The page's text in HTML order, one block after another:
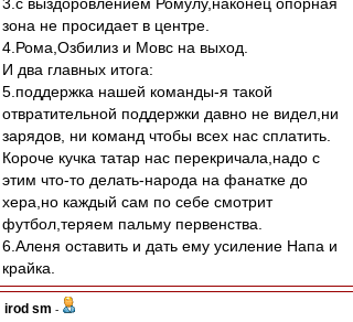
зона не просидает в центре.
4.Рома,Озбилиз и Мовс на выход.
И два главных итога:
5.поддержка нашей команды-я такой
отвратительной поддержки давно не видел,ни
зарядов, ни команд чтобы всех нас сплатить.
Короче кучка татар нас перекричала,надо с
этим что-то делать-народа на фанатке до
хера,но каждый сам по себе смотрит
футбол,теряем пальму первенства.
6.Аленя оставить и дать ему усиление Напа и
крайка.
irod sm -